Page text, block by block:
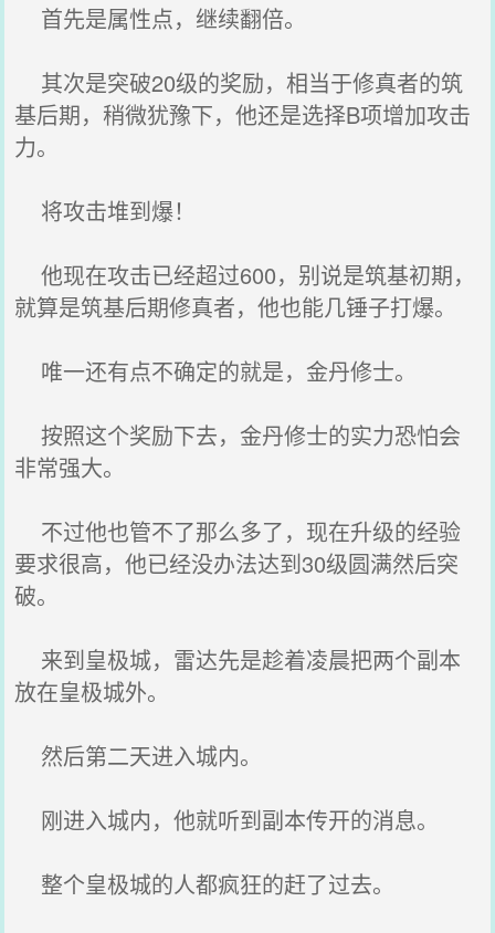
首先是属性点，继续翻倍。
其次是突破20级的奖励，相当于修真者的筑
基后期，稍微犹豫下，他还是选择B项增加攻击
力。
将攻击堆到爆！
他现在攻击已经超过600，别说是筑基初期，
就算是筑基后期修真者，他也能几锤子打爆。
唯一还有点不确定的就是，金丹修士。
按照这个奖励下去，金丹修士的实力恐怕会
非常强大。
不过他也管不了那么多了，现在升级的经验
要求很高，他已经没办法达到30级圆满然后突
破。
来到皇极城，雷达先是趁着凌晨把两个副本
放在皇极城外。
然后第二天进入城内。
刚进入城内，他就听到副本传开的消息。
整个皇极城的人都疯狂的赶了过去。